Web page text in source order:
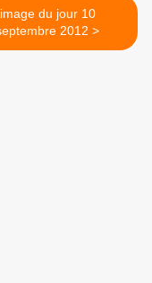
image du jour 10
septembre 2012 >